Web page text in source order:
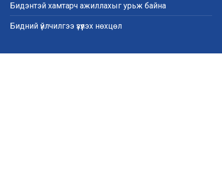
Бидэнтэй хамтарч ажиллахыг урьж байна
Бидний үйлчилгээ үзүүлэх нөхцөл